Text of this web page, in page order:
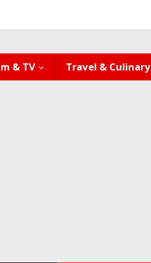
& TV Travel & Culinary